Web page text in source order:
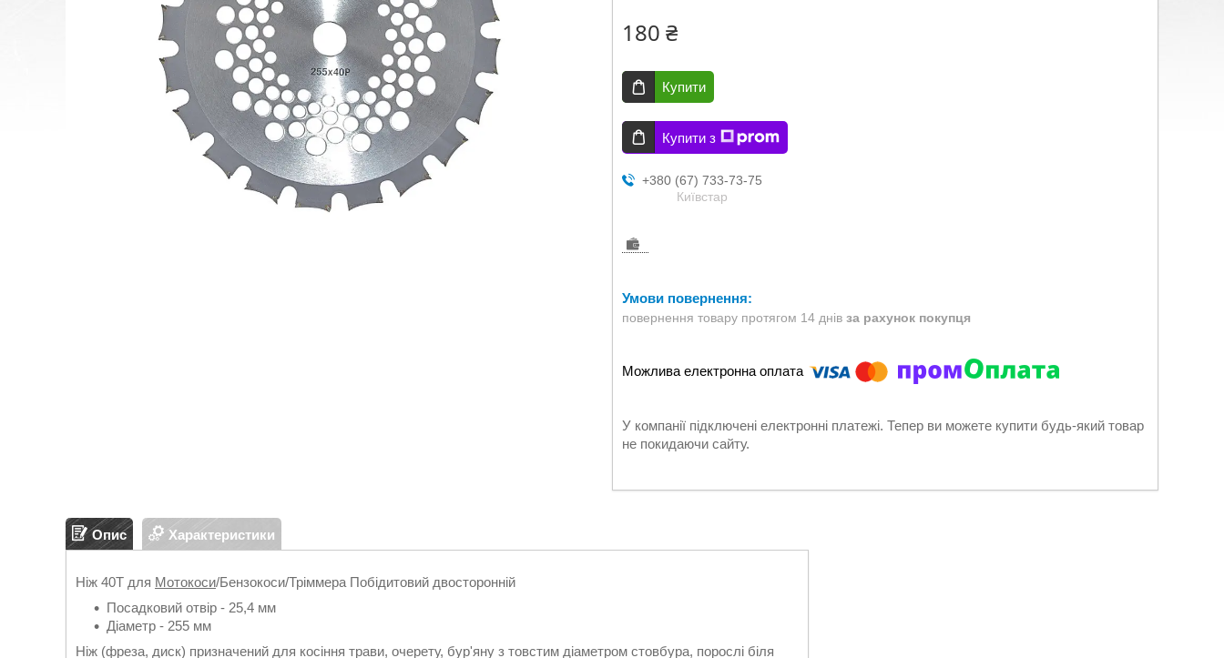
180 ₴
Купити
Купити з
+380 (67) 733-73-75
Київстар
повернення товару протягом 14 днів за рахунок покупця
У компанії підключені електронні платежі. Тепер ви можете купити будь-який товар
не покидаючи сайту.
Опис Характеристики
Ніж 40Т для Мотокоси/Бензокоси/Тріммера Побідитовий двосторонній
Посадковий отвір - 25,4 мм
Діаметр - 255 мм
Ніж (фреза, диск) призначений для косіння трави, очерету, бур'яну з товстим діаметром стовбура, порослі біля